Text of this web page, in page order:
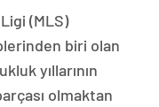
(MLS)
biri olan
yıllarının
olmaktan